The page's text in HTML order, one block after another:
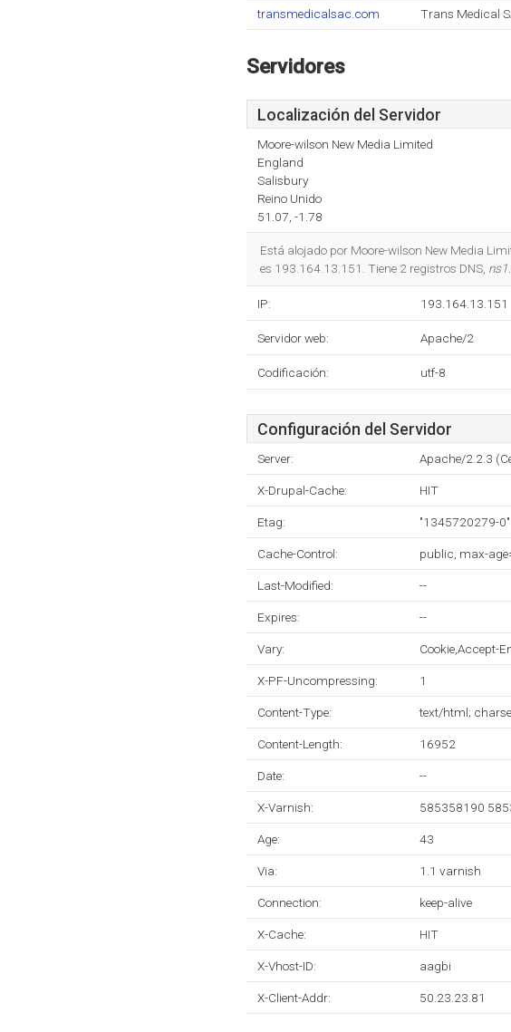
transmedicalsac.com Trans Medical
Servidores
Localización del Servidor
Moore-wilson New Media Limited
England
Salisbury
Reino Unido
51.07, -1.78
Está alojado por Moore-wilson New Media
es 193.164.13.151. Tiene 2 registros DNS,
IP: 193.164.13.151
Servidor web: Apache/2
Codificación: utf-8
Configuración del Servidor
Server: Apache/2.2.3
X-Drupal-Cache: HIT
Etag: "1345720279-0"
Cache-Control: public, max-
Last-Modified: --
Expires: --
Vary: Cookie,Accept-
X-PF-Uncompressing: 1
Content-Type: text/html;
Content-Length: 16952
Date: --
X-Varnish: 585358190
Age: 43
Via: 1.1 varnish
Connection: keep-alive
X-Cache: HIT
X-Vhost-ID: aagbi
X-Client-Addr: 50.23.23.81